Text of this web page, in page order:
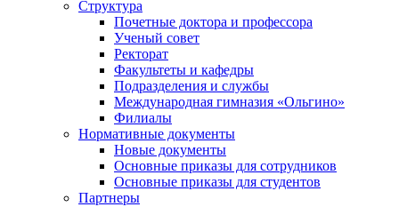
Структура
Почетные доктора и профессора
Ученый совет
Ректорат
Факультеты и кафедры
Подразделения и службы
Международная гимназия «Ольгино»
Филиалы
Нормативные документы
Новые документы
Основные приказы для сотрудников
Основные приказы для студентов
Партнеры